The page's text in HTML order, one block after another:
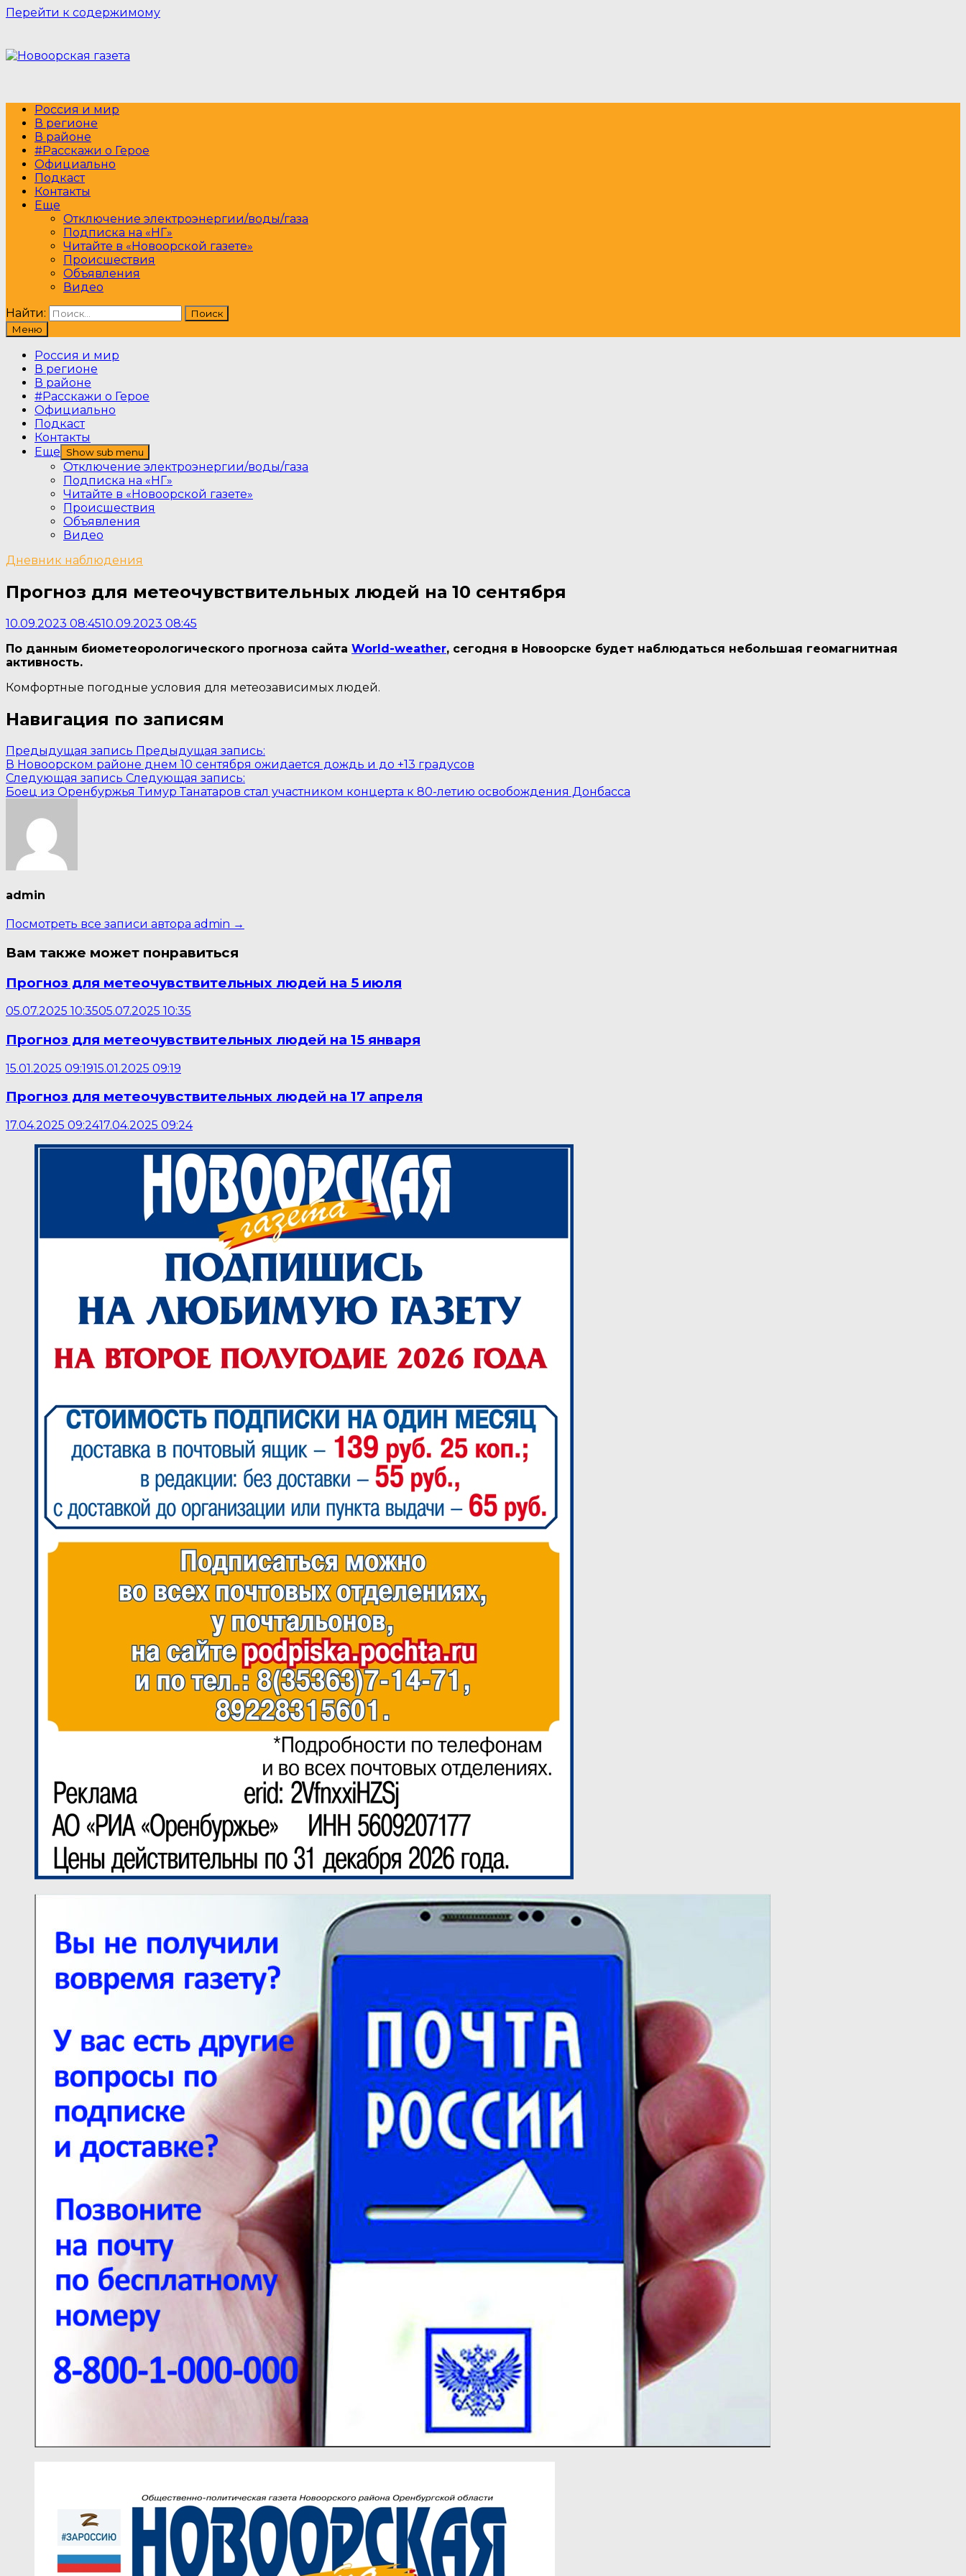
Перейти к содержимому
Россия и мир
В регионе
В районе
#Расскажи о Герое
Официально
Подкаст
Контакты
Еще
Отключение электроэнергии/воды/газа
Подписка на «НГ»
Читайте в «Новоорской газете»
Происшествия
Объявления
Видео
Найти:
Меню
Россия и мир
В регионе
В районе
#Расскажи о Герое
Официально
Подкаст
Контакты
Еще
Show sub menu
Отключение электроэнергии/воды/газа
Подписка на «НГ»
Читайте в «Новоорской газете»
Происшествия
Объявления
Видео
Дневник наблюдения
Прогноз для метеочувствительных людей на 10 сентября
10.09.2023 08:4510.09.2023 08:45
По данным биометеорологического прогноза сайта World-weather, сегодня в Новоорске будет наблюдаться небольшая геомагнитная
активность.
Комфортные погодные условия для метеозависимых людей.
Навигация по записям
Предыдущая запись Предыдущая запись:
В Новоорском районе днем 10 сентября ожидается дождь и до +13 градусов
Следующая запись Следующая запись:
Боец из Оренбуржья Тимур Танатаров стал участником концерта к 80-летию освобождения Донбасса
admin
Посмотреть все записи автора admin →
Вам также может понравиться
Прогноз для метеочувствительных людей на 5 июля
05.07.2025 10:3505.07.2025 10:35
Прогноз для метеочувствительных людей на 15 января
15.01.2025 09:1915.01.2025 09:19
Прогноз для метеочувствительных людей на 17 апреля
17.04.2025 09:2417.04.2025 09:24